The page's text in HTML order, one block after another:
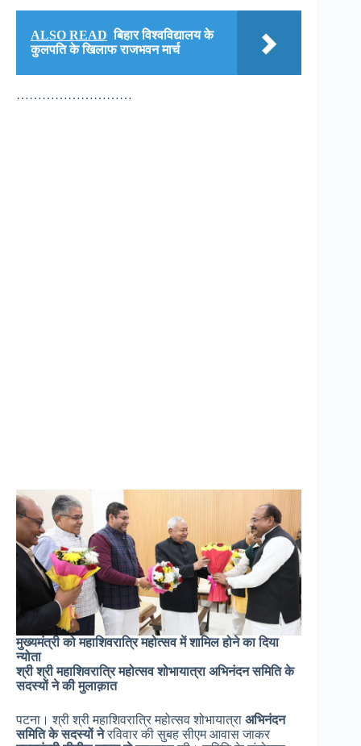
ALSO READ बिहार विश्वविद्यालय के
कुलपति के खिलाफ राजभवन मार्च
………………………
मुख्यमंत्री को महाशिवरात्रि महोत्सव में शामिल होने का दिया
न्योता
श्री श्री महाशिवरात्रि महोत्सव शोभायात्रा अभिनंदन समिति के
सदस्यों ने की मुलाक़ात
पटना। श्री श्री महाशिवरात्रि महोत्सव शोभायात्रा अभिनंदन
समिति के सदस्यों नेरविवार की सुबह सीएम आवास जाकर